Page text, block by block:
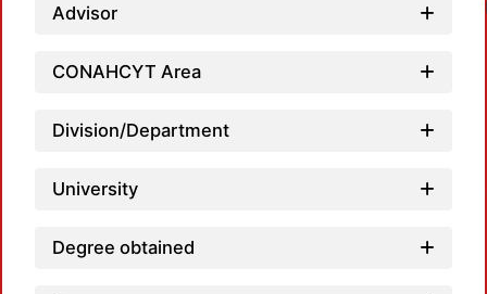
Advisor
CONAHCYT Area
Division/Department
University
Degree obtained